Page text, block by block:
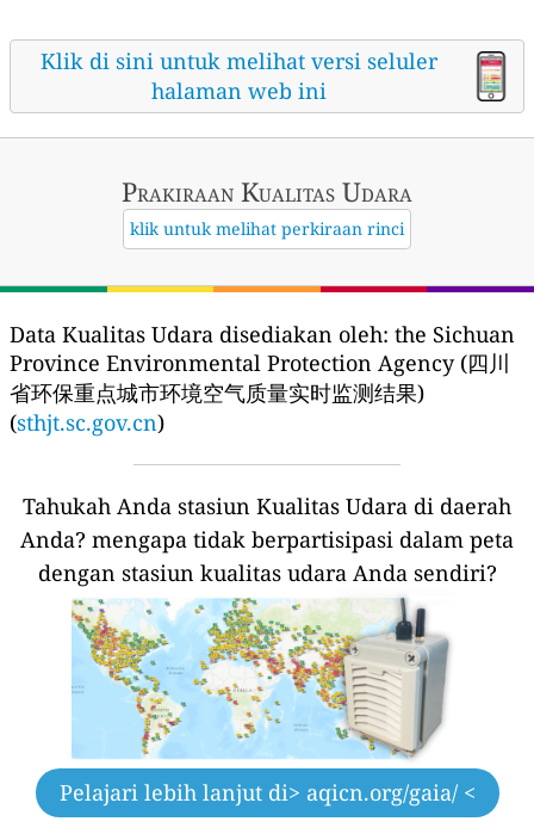
Klik di sini untuk melihat versi seluler
halaman web ini
Prakiraan Kualitas Udara
klik untuk melihat perkiraan rinci
Data Kualitas Udara disediakan oleh: the Sichuan
Province Environmental Protection Agency (四川
省环保重点城市环境空气质量实时监测结果)
(sthjt.sc.gov.cn)
Tahukah Anda stasiun Kualitas Udara di daerah
Anda? mengapa tidak berpartisipasi dalam peta
dengan stasiun kualitas udara Anda sendiri?
Pelajari lebih lanjut di> aqicn.org/gaia/ <